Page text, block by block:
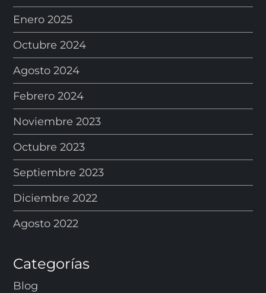
Enero 2025
Octubre 2024
Agosto 2024
Febrero 2024
Noviembre 2023
Octubre 2023
Septiembre 2023
Diciembre 2022
Agosto 2022
Categorías
Blog